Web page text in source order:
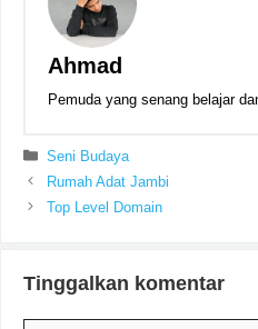
Ahmad
Pemuda yang senang belajar
Kategori
Seni Budaya
Rumah Adat Jambi
Top Level Domain
Tinggalkan komentar